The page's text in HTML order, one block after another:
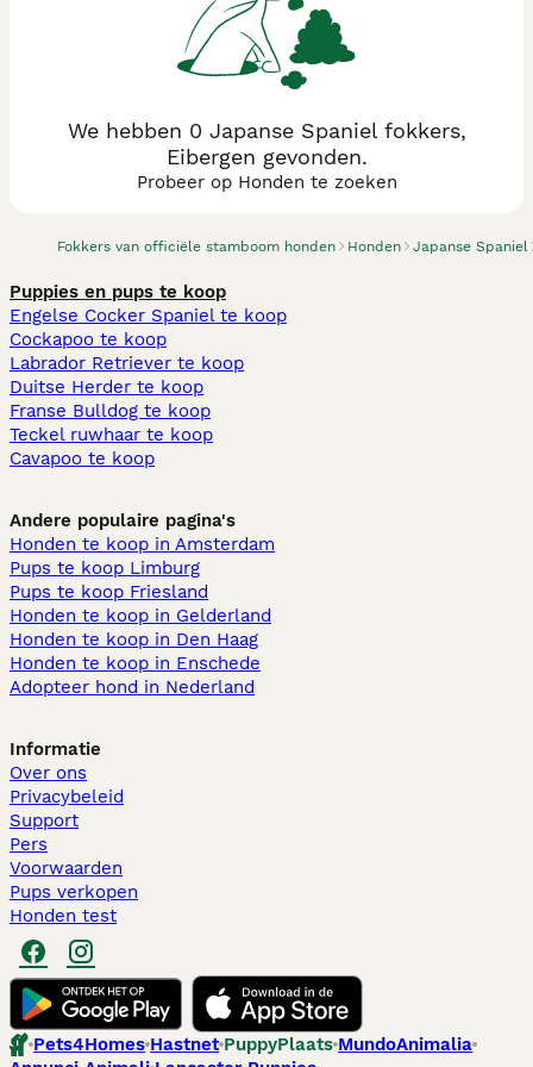
Fokkers van officiële stamboom honden Honden Japanse Spaniel
We hebben 0 Japanse Spaniel fokkers,
Eibergen gevonden.
Probeer op Honden te zoeken
Puppies en pups te koop
Engelse Cocker Spaniel te koop
Cockapoo te koop
Labrador Retriever te koop
Duitse Herder te koop
Franse Bulldog te koop
Teckel ruwhaar te koop
Cavapoo te koop
Andere populaire pagina's
Honden te koop in Amsterdam
Pups te koop Limburg​
Pups te koop Friesland​
Honden te koop in Gelderland
Honden te koop in Den Haag
Honden te koop in Enschede
Adopteer hond in Nederland
Informatie
Over ons
Privacybeleid
Support
Pers
Voorwaarden
Pups verkopen
Honden test
Pets4Homes Hastnet PuppyPlaats MundoAnimalia